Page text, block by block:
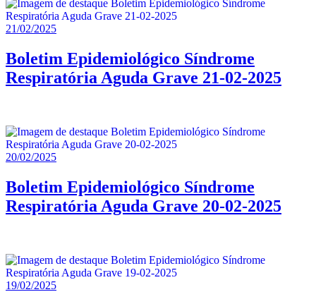
21/02/2025
Boletim Epidemiológico Síndrome
Respiratória Aguda Grave 21-02-2025
20/02/2025
Boletim Epidemiológico Síndrome
Respiratória Aguda Grave 20-02-2025
19/02/2025